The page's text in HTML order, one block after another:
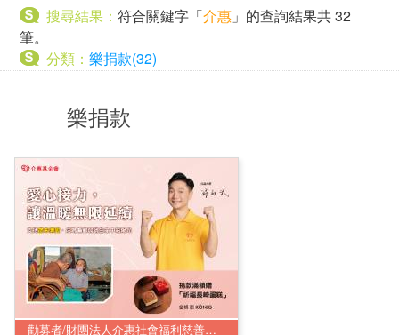
搜尋結果：符合關鍵字「介惠 」的查詢結果共 32
筆。
分類：樂捐款(32)
樂捐款
勸募者/財團法人介惠社會福利慈善基金會